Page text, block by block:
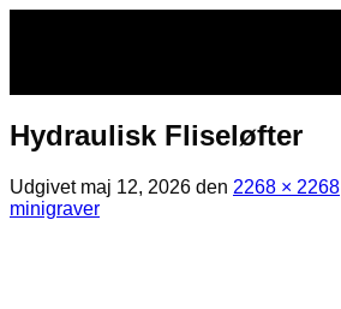
Hydraulisk Fliseløfter
Udgivet maj 12, 2026 den 2268 × 2268
minigraver